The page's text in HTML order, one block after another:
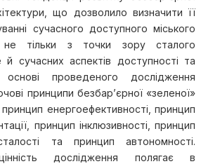
що дозволило визначити її
сучасного доступного міського
тільки з точки зору сталого
й сучасних аспектів доступності та
основі проведеного дослідження
принципи безбар’єрної «зеленої»
принцип енергоефективності, принцип
принцип інклюзивності, принцип
та принцип автономності.
дослідження полягає в